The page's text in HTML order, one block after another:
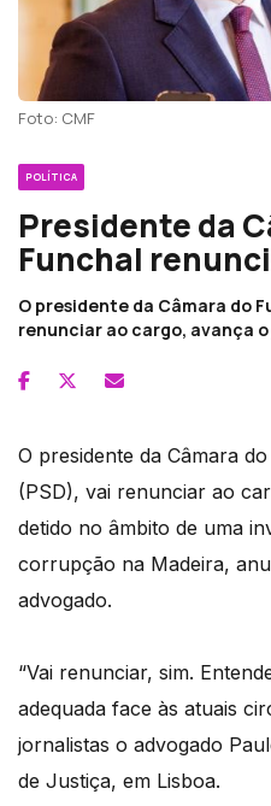
Foto: CMF
POLÍTICA
Presidente da
Funchal
O presidente da Câmara do
renunciar ao cargo, avança o
O presidente da Câmara
(PSD), vai renunciar ao
detido no âmbito de uma
corrupção na Madeira,
advogado.
“Vai renunciar, sim.
adequada face às atuais
jornalistas o advogado
de Justiça, em Lisboa.